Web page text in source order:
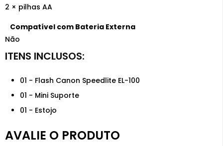
2 × pilhas AA
Compatível com Bateria Externa
Não
01 - Flash Canon Speedlite EL-100
01 - Mini Suporte
01 - Estojo
AVALIE O PRODUTO